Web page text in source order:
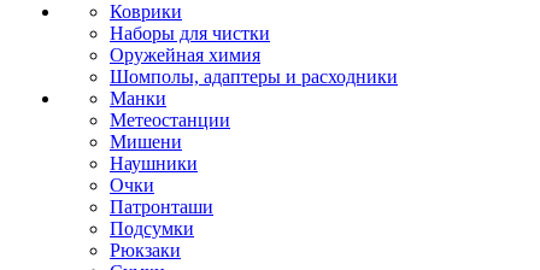
Коврики
Наборы для чистки
Оружейная химия
Шомполы, адаптеры и расходники
Манки
Метеостанции
Мишени
Наушники
Очки
Патронташи
Подсумки
Рюкзаки